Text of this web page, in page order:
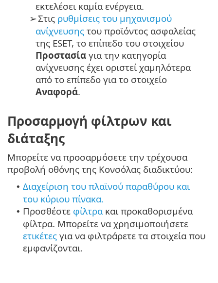
εκτελέσει καμία ενέργεια.
➢Στις ρυθμίσεις του μηχανισμού
ανίχνευσης του προϊόντος ασφαλείας
της ESET, το επίπεδο του στοιχείου
Προστασία για την κατηγορία
ανίχνευσης έχει οριστεί χαμηλότερα
από το επίπεδο για το στοιχείο
Αναφορά.
Προσαρμογή φίλτρων και
διάταξης
Μπορείτε να προσαρμόσετε την τρέχουσα
προβολή οθόνης της Κονσόλας διαδικτύου:
• Διαχείριση του πλαϊνού παραθύρου και
του κύριου πίνακα.
• Προσθέστε φίλτρακαι προκαθορισμένα
φίλτρα. Μπορείτε να χρησιμοποιήσετε
ετικέτες για να φιλτράρετε τα στοιχεία που
εμφανίζονται.